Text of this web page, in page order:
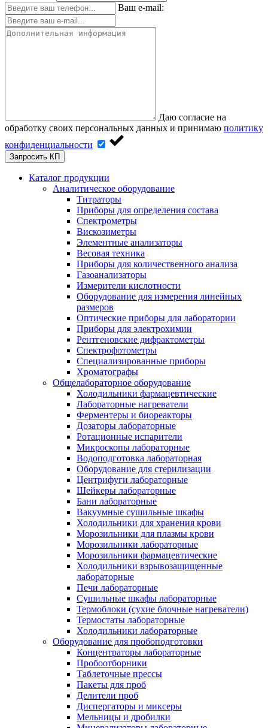
Ваш e-mail:
Даю согласие на
обработку своих персональных данных и принимаю политику
конфиденциальности
Запросить КП
Каталог продукции
Аналитическое оборудование
Титраторы
Приборы для определения состава
Спектрометры
Вискозиметры
Элементные анализаторы
Весовая техника
Приборы для количественного анализа
Газоанализаторы
Измерители кислотности
Оборудование для измерения линейных
размеров
Оптические приборы для лаборатории
Приборы для электрохимии
Рентгеновские дифрактометры
Спектрофотометры
Специализированные приборы
Хроматографы
Общелабораторное оборудование
Холодильники фармацевтические
Лабораторные нагреватели
Ферментеры и биореакторы
Дозаторы лабораторные
Ротационные испарители
Микроскопы лабораторные
Водоподготовка лабораторная
Оборудование для стерилизации
Центрифуги лабораторные
Шейкеры лабораторные
Бани лабораторные
Вакуумные сушильные шкафы
Холодильники для хранения крови
Морозильники для плазмы крови
Морозильники лабораторные
Морозильники фармацевтические
Холодильники взрывозащищенные
лабораторные
Печи лабораторные
Сушильные шкафы лабораторные
Термоблоки (сухие блочные нагреватели)
Термостаты лабораторные
Холодильники лабораторные
Оборудование для пробоподготовки
Концентраторы лабораторные
Пробоотборники
Таблеточные прессы
Пакеты для проб
Делители проб
Диспергаторы и миксеры
Мельницы и дробилки